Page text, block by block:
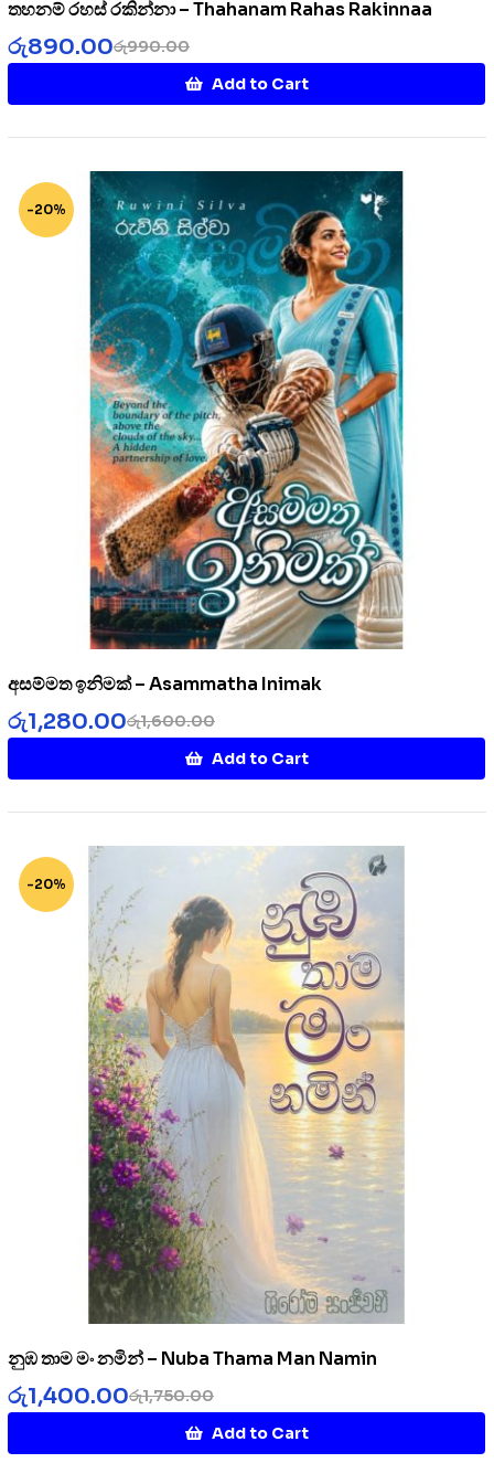
තහනම් රහස් රකින්නා – Thahanam Rahas Rakinnaa
රු990.00
රු890.00
Add to Cart
-20%
අසම්මත ඉනිමක් – Asammatha Inimak
රු1,600.00
රු1,280.00
Add to Cart
-20%
නුඹ තාම මං නමින් – Nuba Thama Man Namin
රු1,750.00
රු1,400.00
Add to Cart